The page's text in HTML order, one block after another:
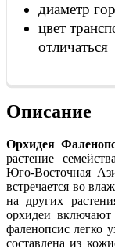
диаметр
цвет
отличаться
Описание
Орхидея
растение
Юго-Восточная
встречается во
на других
орхидеи
фаленопсис легко
составлена из